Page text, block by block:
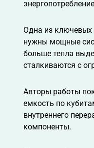
Одна из ключевых
нужны мощные
больше тепла
сталкиваются с
Авторы работы
емкость по
внутреннего
компоненты.